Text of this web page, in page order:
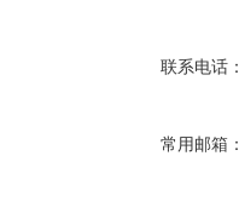
联系电话：
常用邮箱：